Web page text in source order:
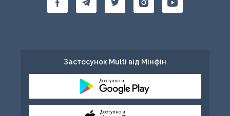
Застосунок Multi від Мінфін
Доступно в
Доступно в